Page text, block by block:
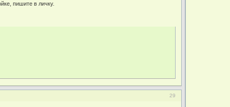
пишите в личку.
29